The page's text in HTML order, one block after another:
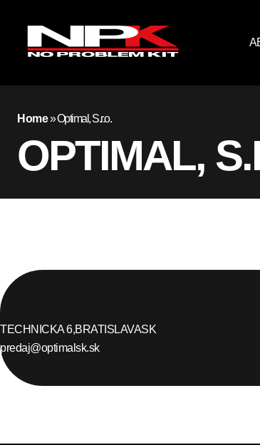
Home»Optimal, S.r.o.
OPTIMAL,
TECHNICKA 6,BRATISLAVASK
predaj@optimalsk.sk